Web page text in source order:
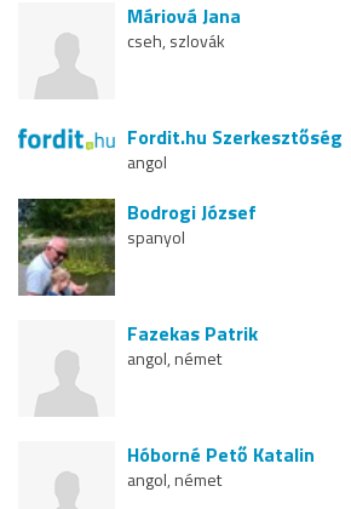
Máriová Jana
cseh, szlovák
Fordit.hu Szerkesztőség
angol
Bodrogi József
spanyol
Fazekas Patrik
angol, német
Hóborné Pető Katalin
angol, német